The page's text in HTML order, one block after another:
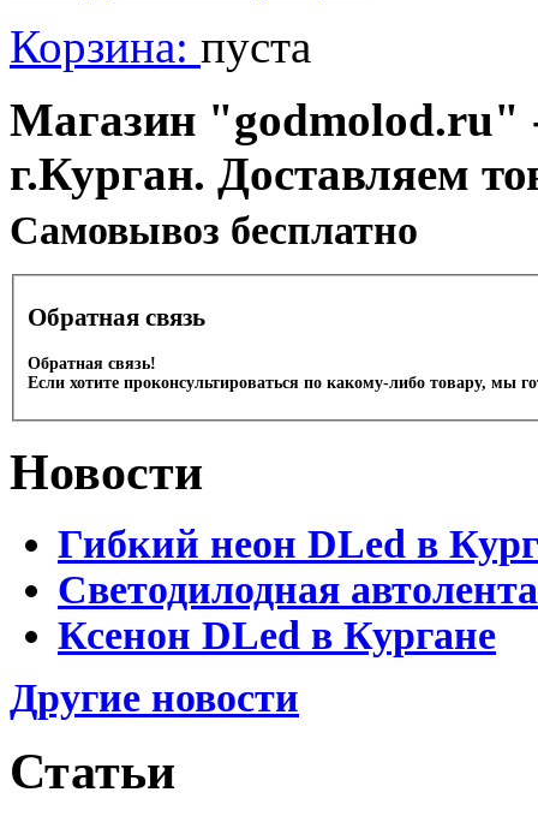
Корзина: пуста
Магазин "godmolod.ru"
г.Курган. Доставляем
Cамовывоз бесплатно
Обратная связь
Обратная связь!
Если хотите проконсультироваться по какому-либо товару, мы
Новости
Гибкий неон DLed в
Светодилодная
Ксенон DLed в Кургане
Другие новости
Статьи